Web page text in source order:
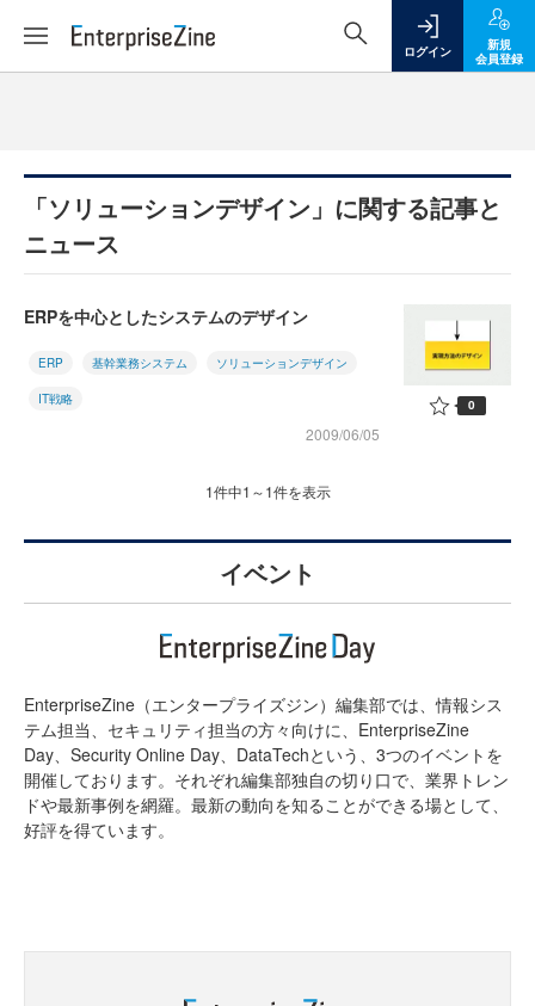
ログイン
新規
会員登録
「ソリューションデザイン」に関する記事と
ニュース
ERPを中心としたシステムのデザイン
ERP 基幹業務システム ソリューションデザイン
IT戦略
2009/06/05
0
1件中1～1件を表示
イベント
EnterpriseZine（エンタープライズジン）編集部では、情報シス
テム担当、セキュリティ担当の方々向けに、EnterpriseZine
Day、Security Online Day、DataTechという、3つのイベントを
開催しております。それぞれ編集部独自の切り口で、業界トレン
ドや最新事例を網羅。最新の動向を知ることができる場として、
好評を得ています。